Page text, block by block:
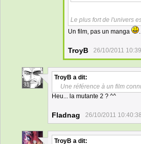
Le plus fort de l'univers
Un film, pas un manga
.
TroyB 26/10/2011
31
TroyB a dit:
Une référence à un film
Heu... la mutante 2 ? ^^
Fladnag 26/10/2011 10:40:38
TroyB a dit: